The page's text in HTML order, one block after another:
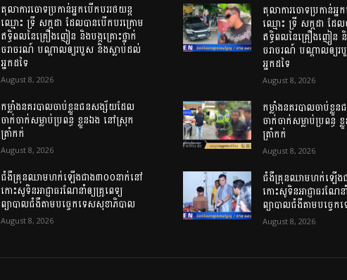
តុលាការចោទប្រកាន់អ្នកបើកបររថយន្ត
ឈ្មោះ ទ្រី សក្កដា ដែលបានបើកបរក្រោម
ឥទ្ធិពលនៃគ្រឿងញៀន និងបង្កគ្រោះថ្នាក់
ចរាចរណ៍ បណ្តាលឲ្យរបួស និងស្លាប់ដល់
អ្នកដទៃ
August 8, 2026
កម្លាំងនគរបាលចាប់ខ្លួនជនសង្ស័យដែល
ចាក់ចាក់សម្លាប់ប្រពន្ធ ខ្លួនឯង នៅស្រុក
ត្រាំកក់
August 8, 2026
ជំងឺគ្រុនឈាមហក់ឡើងជាង៣០០នាក់នៅ
កោះសូទិនអាជ្ញាធរណែនាំឲ្យគ្រូពេទ្យ
ព្យាបាលជំងឺតាមបច្ចេកទេសសុខាភិបាល
August 8, 2026
តុលាការចោទប្រកាន់អ្ន
ឈ្មោះ ទ្រី សក្កដា ដែ
ឥទ្ធិពលនៃគ្រឿងញៀន និ
ចរាចរណ៍ បណ្តាលឲ្យ
អ្នកដទៃ
August 8, 2026
កម្លាំងនគរបាលចាប់ខ្
ចាក់ចាក់សម្លាប់ប្រពន្ធ
ត្រាំកក់
August 8, 2026
ជំងឺគ្រុនឈាមហក់ឡើង
កោះសូទិនអាជ្ញាធរណែន
ព្យាបាលជំងឺតាមបច្ចេ
August 8, 2026